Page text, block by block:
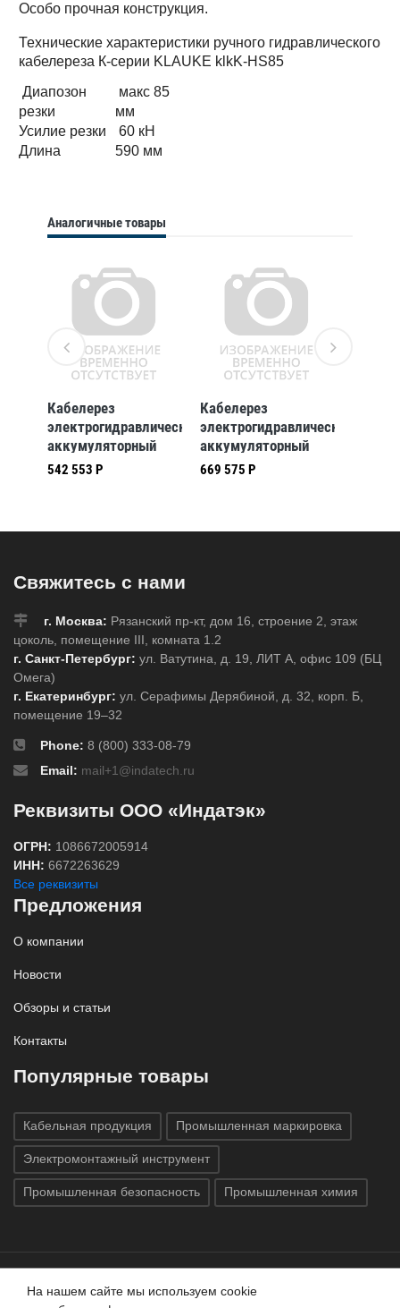
Особо прочная конструкция.
Технические характеристики ручного гидравлического
кабелереза К-серии KLAUKE klkK-HS85
Диапозон
резки
макс 85
мм
Усилие резки
60 кН
Длина
590 мм
Аналогичные товары
Кабелерез
электрогидравлический
аккумуляторный
Klauke esg45cl, для
542 553 Р
Кабелерез
электрогидравлический
аккумуляторный
Klauke esg55cl, для
669 575 Р
Свяжитесь с нами
г. Москва: Рязанский пр-кт, дом 16, строение 2, этаж
цоколь, помещение III, комната 1.2
г. Санкт-Петербург: ул. Ватутина, д. 19, ЛИТ А, офис 109 (БЦ
Омега)
г. Екатеринбург: ул. Серафимы Дерябиной, д. 32, корп. Б,
помещение 19–32
Phone: 8 (800) 333-08-79
Email: mail+1@indatech.ru
Реквизиты ООО «Индатэк»
ОГРН: 1086672005914
ИНН: 6672263629
Все реквизиты
Предложения
О компании
Новости
Обзоры и статьи
Контакты
Популярные товары
Кабельная продукция Промышленная маркировка
Электромонтажный инструмент
Промышленная безопасность Промышленная химия
Все права защищены © 2020 ГК «Индатэк»
На нашем сайте мы используем cookie